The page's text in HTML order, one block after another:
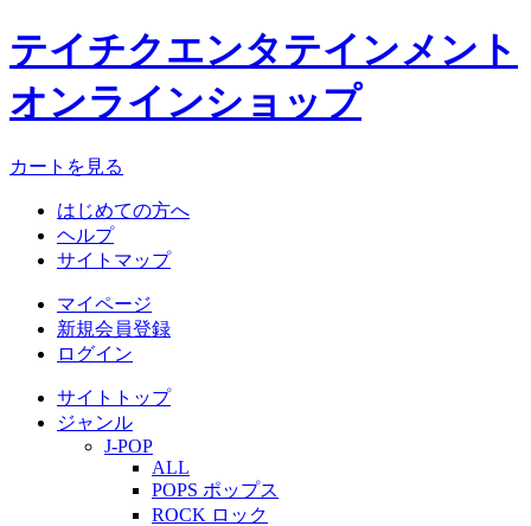
テイチクエンタテインメント
オンラインショップ
カートを見る
はじめての方へ
ヘルプ
サイトマップ
マイページ
新規会員登録
ログイン
サイトトップ
ジャンル
J-POP
ALL
POPS ポップス
ROCK ロック